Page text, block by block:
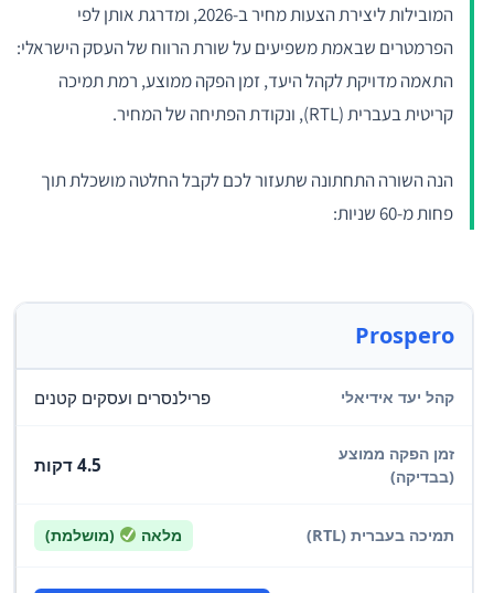
המובילות ליצירת הצעות מחיר ב-2026, ומדרגת אותן לפי
הפרמטרים שבאמת משפיעים על שורת הרווח של העסק הישראלי:
התאמה מדויקת לקהל היעד, זמן הפקה ממוצע, רמת תמיכה
קריטית בעברית (RTL), ונקודת הפתיחה של המחיר.
הנה השורה התחתונה שתעזור לכם לקבל החלטה מושכלת תוך
פחות מ-60 שניות:
Prospero
פרילנסרים ועסקים קטנים
4.5 דקות
מלאה (מושלמת)